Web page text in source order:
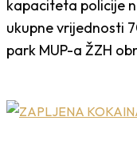
kapaciteta policije
ukupne vrijednosti
park MUP-a ŽZH